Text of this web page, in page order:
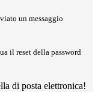
un messaggio
il reset della password
di posta elettronica!